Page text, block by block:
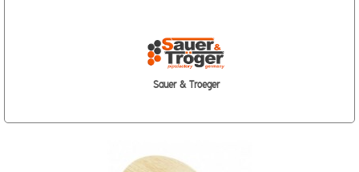
Sauer & Troeger